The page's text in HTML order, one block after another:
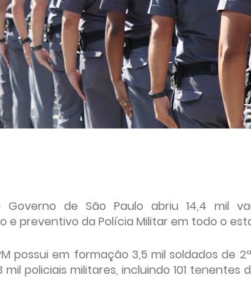
Governo de São Paulo abriu 14,4 mil
e preventivo da Polícia Militar em todo o
possui em formação 3,5 mil soldados de
mil policiais militares, incluindo 101 tenentes